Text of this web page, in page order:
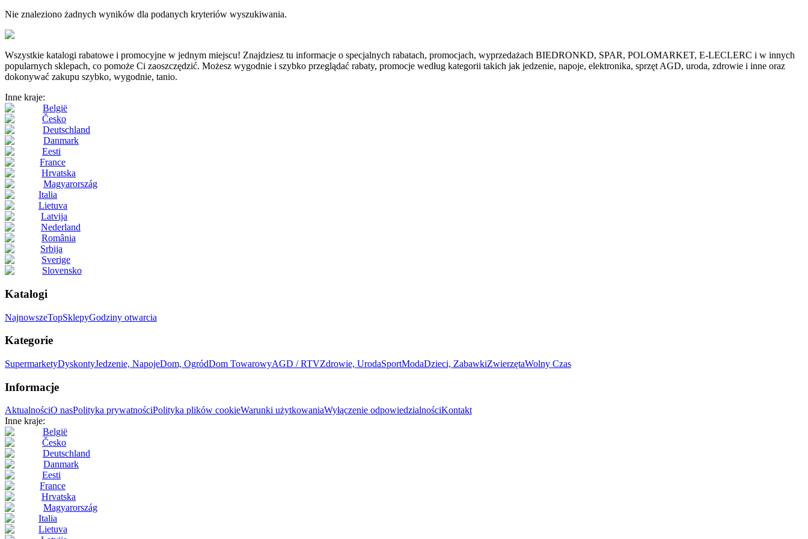
Nie znaleziono żadnych wyników dla podanych kryteriów wyszukiwania.
Wszystkie katalogi rabatowe i promocyjne w jednym miejscu! Znajdziesz tu informacje o specjalnych rabatach, promocjach, wyprzedażach BIEDRONKD, SPAR, POLOMARKET, E-LECLERC i w innych
popularnych sklepach, co pomoże Ci zaoszczędzić. Możesz wygodnie i szybko przeglądać rabaty, promocje według kategorii takich jak jedzenie, napoje, elektronika, sprzęt AGD, uroda, zdrowie i inne oraz
dokonywać zakupu szybko, wygodnie, tanio.
Inne kraje:
België
Česko
Deutschland
Danmark
Eesti
France
Hrvatska
Magyarország
Italia
Lietuva
Latvija
Nederland
România
Srbija
Sverige
Slovensko
Katalogi
NajnowszeTopSklepyGodziny otwarcia
Kategorie
SupermarketyDyskontyJedzenie, NapojeDom, OgródDom TowarowyAGD / RTVZdrowie, UrodaSportModaDzieci, ZabawkiZwierzętaWolny Czas
Informacje
AktualnościO nasPolityka prywatnościPolityka plików cookieWarunki użytkowaniaWyłączenie odpowiedzialnościKontakt
Inne kraje:
België
Česko
Deutschland
Danmark
Eesti
France
Hrvatska
Magyarország
Italia
Lietuva